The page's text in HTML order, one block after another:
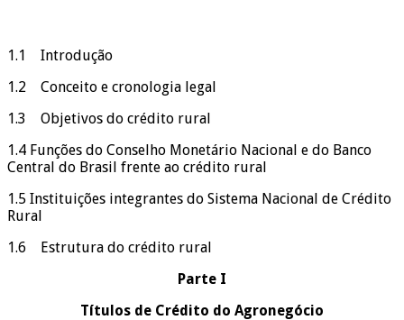
1.1 Introdução
1.2 Conceito e cronologia legal
1.3 Objetivos do crédito rural
1.4 Funções do Conselho Monetário Nacional e do Banco
Central do Brasil frente ao crédito rural
1.5 Instituições integrantes do Sistema Nacional de Crédito
Rural
1.6 Estrutura do crédito rural
Parte I
Títulos de Crédito do Agronegócio